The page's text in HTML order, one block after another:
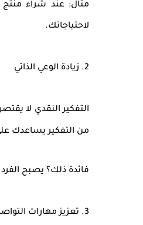
مثال: عند شراء منتج
لاحتياجاتك.
2. زيادة الوعي الذاتي
التفكير النقدي لا
من التفكير يساعدك
فائدة ذلك؟ يصبح
3. تعزيز مهارات التواصل والحوار